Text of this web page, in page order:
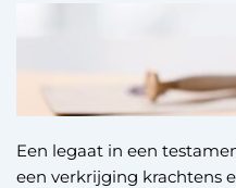
Een legaat in een
een verkrijging krachtens